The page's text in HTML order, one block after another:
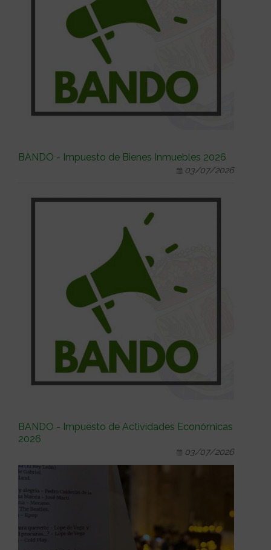
BANDO - Impuesto de Bienes Inmuebles 2026
03/07/2026
BANDO - Impuesto de Actividades Económicas
2026
03/07/2026